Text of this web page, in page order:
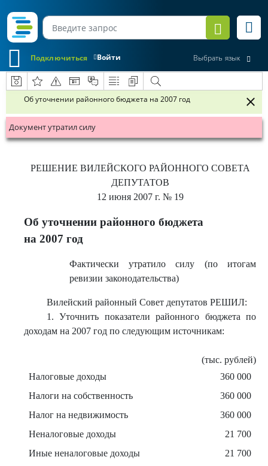
Войти
Подключиться Выбрать язык
Об уточнении районного бюджета на 2007 год
Документ утратил силу
РЕШЕНИЕ ВИЛЕЙСКОГО РАЙОННОГО СОВЕТА
ДЕПУТАТОВ
12 июня 2007 г. № 19
Об уточнении районного бюджета
на 2007 год
Фактически утратило силу (по итогам
ревизии законодательства)
Вилейский районный Совет депутатов РЕШИЛ:
1. Уточнить показатели районного бюджета по
доходам на 2007 год по следующим источникам:
(тыс. рублей)
Налоговые доходы
360 000
Налоги на собственность
360 000
Налог на недвижимость
360 000
Неналоговые доходы
21 700
Иные неналоговые доходы
21 700